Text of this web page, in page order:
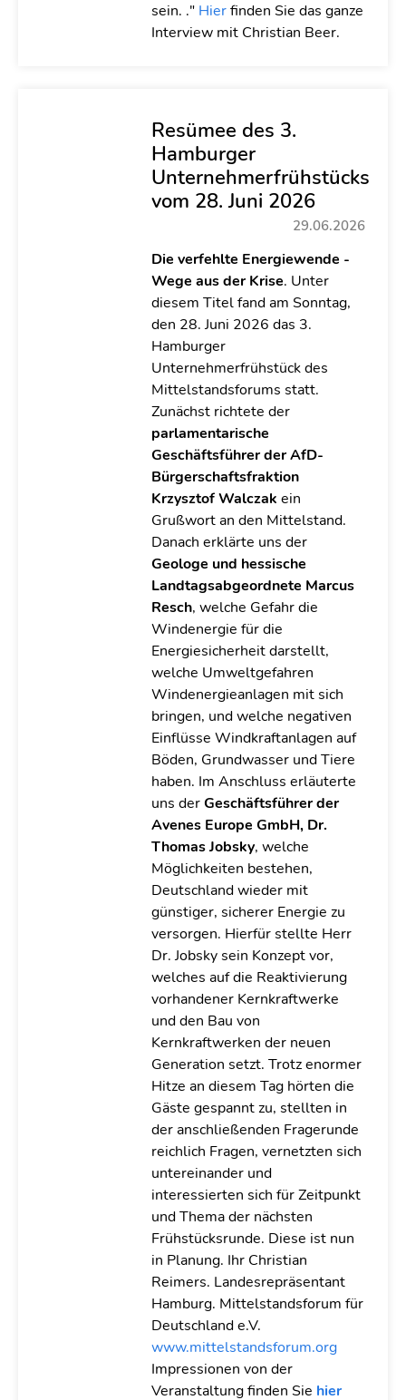
sein. ." Hierfinden Sie das ganze
Interview mit Christian Beer.
Resümee des 3.
Hamburger
Unternehmerfrühstücks
vom 28. Juni 2026
29.06.2026
Die verfehlte Energiewende -
Wege aus der Krise. Unter
diesem Titel fand am Sonntag,
den 28. Juni 2026 das 3.
Hamburger
Unternehmerfrühstück des
Mittelstandsforums statt.
Zunächst richtete der
parlamentarische
Geschäftsführer der AfD-
Bürgerschaftsfraktion
Krzysztof Walczak ein
Grußwort an den Mittelstand.
Danach erklärte uns der
Geologe und hessische
Landtagsabgeordnete Marcus
Resch, welche Gefahr die
Windenergie für die
Energiesicherheit darstellt,
welche Umweltgefahren
Windenergieanlagen mit sich
bringen, und welche negativen
Einflüsse Windkraftanlagen auf
Böden, Grundwasser und Tiere
haben. Im Anschluss erläuterte
uns derGeschäftsführer der
Avenes Europe GmbH, Dr.
Thomas Jobsky, welche
Möglichkeiten bestehen,
Deutschland wieder mit
günstiger, sicherer Energie zu
versorgen. Hierfür stellte Herr
Dr. Jobsky sein Konzept vor,
welches auf die Reaktivierung
vorhandener Kernkraftwerke
und den Bau von
Kernkraftwerken der neuen
Generation setzt. Trotz enormer
Hitze an diesem Tag hörten die
Gäste gespannt zu, stellten in
der anschließenden Fragerunde
reichlich Fragen, vernetzten sich
untereinander und
interessierten sich für Zeitpunkt
und Thema der nächsten
Frühstücksrunde. Diese ist nun
in Planung. Ihr Christian
Reimers. Landesrepräsentant
Hamburg. Mittelstandsforum für
Deutschland e.V.
www.mittelstandsforum.org
Impressionen von der
Veranstaltung finden Sie hier